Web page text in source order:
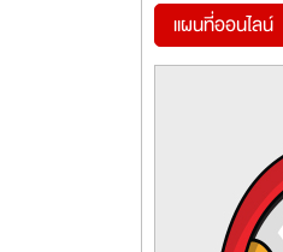
แผนที่ออนไลน์